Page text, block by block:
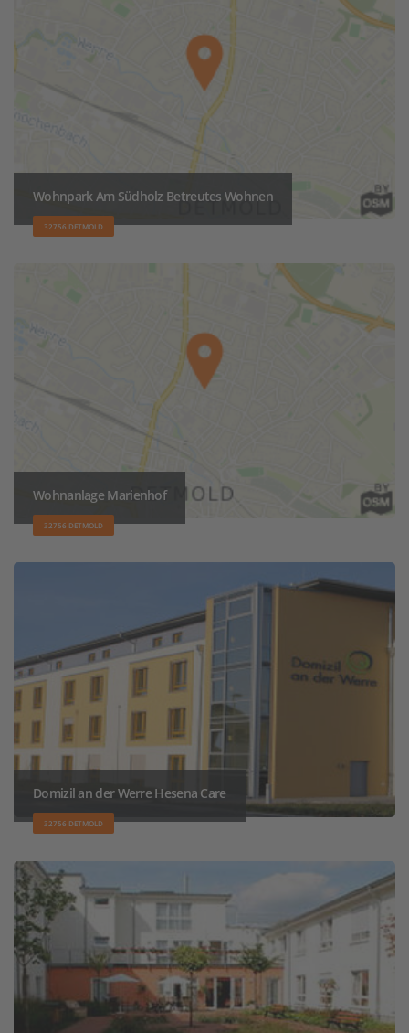
Wohnpark Am Südholz Betreutes Wohnen
32756 DETMOLD
Wohnanlage Marienhof
32756 DETMOLD
Domizil an der Werre Hesena Care
32756 DETMOLD